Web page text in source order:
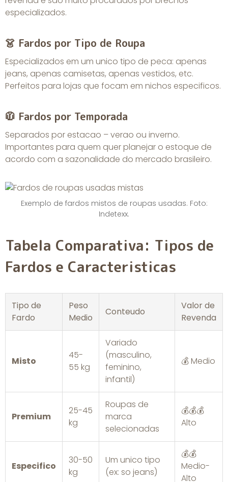
especializados.
👗 Fardos por Tipo de Roupa
Especializados em um unico tipo de peca: apenas
jeans, apenas camisetas, apenas vestidos, etc.
Perfeitos para lojas que focam em nichos especificos.
🧥 Fardos por Temporada
Separados por estacao – verao ou inverno.
Importantes para quem quer planejar o estoque de
acordo com a sazonalidade do mercado brasileiro.
Exemplo de fardos mistos de roupas usadas. Foto:
Indetexx.
Tabela Comparativa: Tipos de
Fardos e Caracteristicas
Tipo de
Fardo
Peso
Medio
Conteudo
Valor de
Revenda
Misto
45-
55 kg
Variado
(masculino,
feminino,
infantil)
💰 Medio
Premium
25-45
kg
Roupas de
marca
selecionadas
💰💰💰
Alto
Especifico
30-50
kg
Um unico tipo
(ex: so jeans)
💰💰
Medio-
Alto